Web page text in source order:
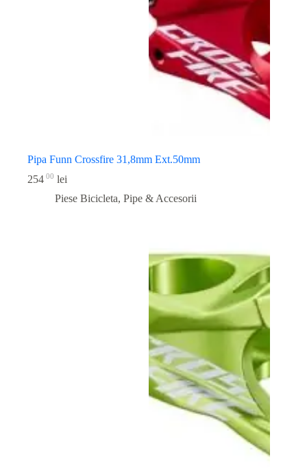
Pipa Funn Crossfire 31,8mm Ext.50mm
254 00 lei
Piese Bicicleta, Pipe & Accesorii